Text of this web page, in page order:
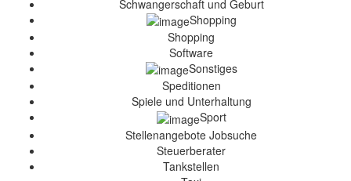
Schwangerschaft und Geburt
Shopping
Shopping
Software
Sonstiges
Speditionen
Spiele und Unterhaltung
Sport
Stellenangebote Jobsuche
Steuerberater
Tankstellen